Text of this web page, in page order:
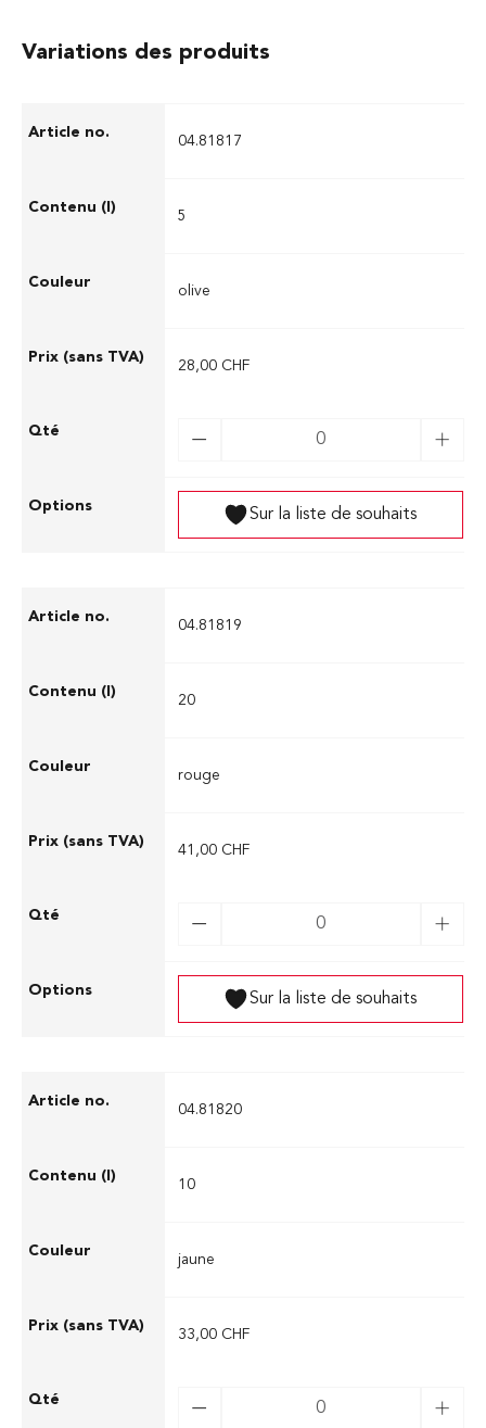
Variations des produits
04.81817
5
olive
28,00 CHF
Sur la liste de souhaits
04.81819
20
rouge
41,00 CHF
Sur la liste de souhaits
04.81820
10
jaune
33,00 CHF